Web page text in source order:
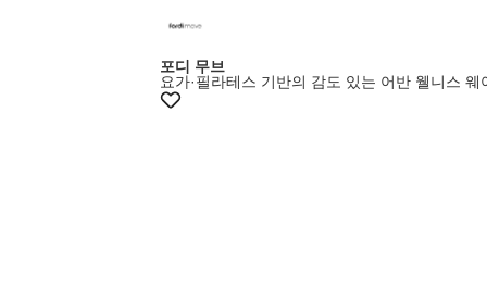
포디 무브
요가·필라테스 기반의 감도 있는 어반 웰니스 웨